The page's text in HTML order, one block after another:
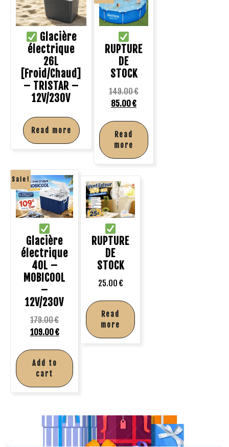
Glacière
électrique
26L
[Froid/Chaud]
– TRISTAR –
12V/230V
Read more
RUPTURE
DE
STOCK
149.00€
85.00€
Read
more
Sale!
Glacière
électrique
40L –
MOBICOOL
–
12V/230V
179.00€
109.00€
Add to
cart
RUPTURE
DE
STOCK
25.00 €
Read
more